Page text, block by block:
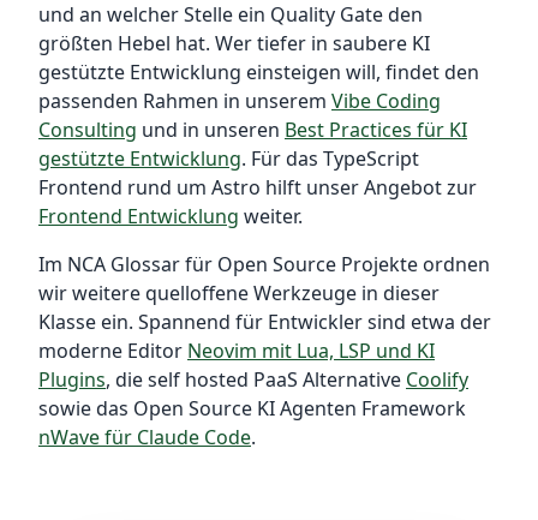
und an welcher Stelle ein Quality Gate den
größten Hebel hat. Wer tiefer in saubere KI
gestützte Entwicklung einsteigen will, findet den
passenden Rahmen in unserem Vibe Coding
Consulting und in unseren Best Practices für KI
gestützte Entwicklung. Für das TypeScript
Frontend rund um Astro hilft unser Angebot zur
Frontend Entwicklung weiter.
Im NCA Glossar für Open Source Projekte ordnen
wir weitere quelloffene Werkzeuge in dieser
Klasse ein. Spannend für Entwickler sind etwa der
moderne Editor Neovim mit Lua, LSP und KI
Plugins, die self hosted PaaS Alternative Coolify
sowie das Open Source KI Agenten Framework
nWave für Claude Code.